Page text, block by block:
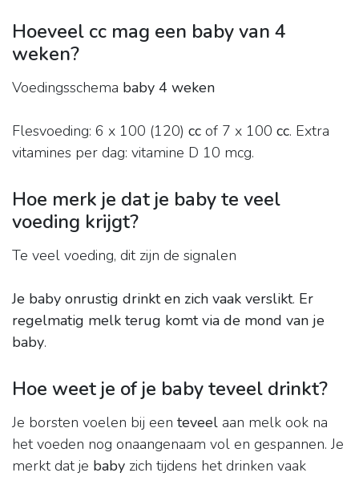
Hoeveel cc mag een baby van 4
weken?
Voedingsschema baby 4 weken
Flesvoeding: 6 x 100 (120) cc of 7 x 100 cc. Extra
vitamines per dag: vitamine D 10 mcg.
Hoe merk je dat je baby te veel
voeding krijgt?
Te veel voeding, dit zijn de signalen
Je baby onrustig drinkt en zich vaak verslikt. Er
regelmatig melk terug komt via de mond van je
baby.
Hoe weet je of je baby teveel drinkt?
Je borsten voelen bij een teveel aan melk ook na
het voeden nog onaangenaam vol en gespannen. Je
merkt dat je baby zich tijdens het drinken vaak